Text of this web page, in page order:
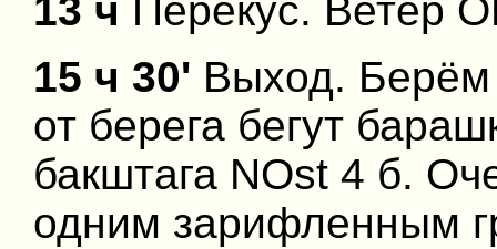
13 ч Перекус. Ветер
15 ч 30' Выход. Берём
от берега бегут
бакштага NOst 4 б.
одним зарифленным